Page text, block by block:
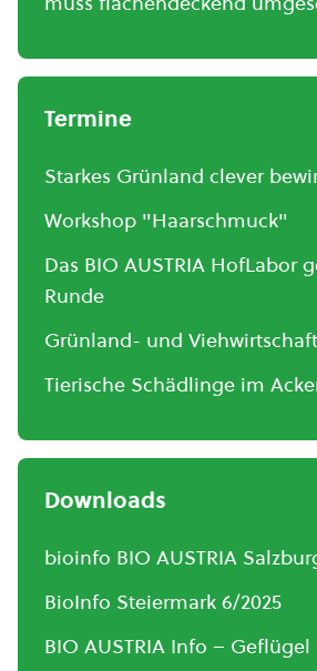
Termine
Starkes Grünland clever
Workshop "Haarschmuck"
Das BIO AUSTRIA HofLabor
Runde
Grünland- und
Tierische Schädlinge im
Downloads
bioinfo BIO AUSTRIA
BioInfo Steiermark 6/2025
BIO AUSTRIA Info – Geflügel